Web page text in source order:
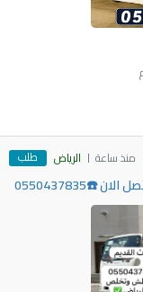
منذ ساعة الرياض طلب